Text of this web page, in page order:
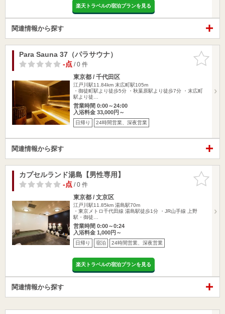
楽天トラベルの宿泊プランを見る
関連情報から探す
お気に入
りに追加
Para Sauna 37（パラサウナ）
-点/ 0 件
東京都 / 千代田区
江戸川駅11.84km 末広町駅105m
・御徒町駅より徒歩5分 ・秋葉原駅より徒歩7分 ・末広町
駅より徒…
営業時間 0:00～24:00
入浴料金 33,000円～
日帰り 24時間営業、深夜営業
関連情報から探す
お気に入
りに追加
カプセルランド湯島【男性専用】
-点/ 0 件
東京都 / 文京区
江戸川駅11.85km 湯島駅70m
・東京メトロ千代田線 湯島駅徒歩1分 ・JR山手線 上野
駅・御徒…
営業時間 0:00～0:24
入浴料金 1,000円～
日帰り 宿泊 24時間営業、深夜営業
楽天トラベルの宿泊プランを見る
関連情報から探す